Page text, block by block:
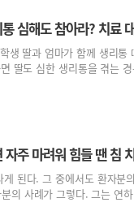
심해도 참아라? 치료
생 딸과 엄마가 함께 생리
딸도 심한 생리통을 겪
주 마려워 힘들 땐 침
된다. 그 중에서도 환자
분의 사례가 그렇다. 그는